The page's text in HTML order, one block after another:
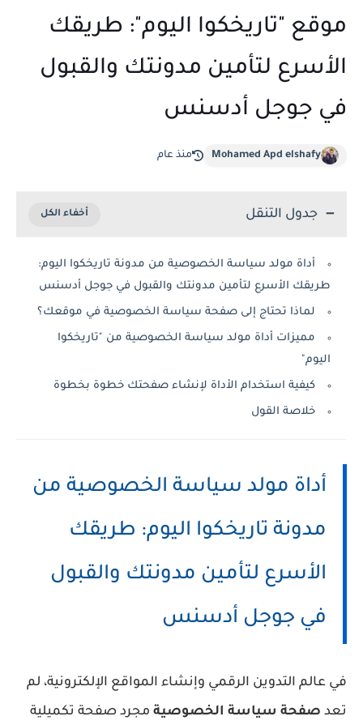
موقع "تاريخكوا اليوم": طريقك
الأسرع لتأمين مدونتك والقبول
في جوجل أدسنس
Mohamed Apd elshafy منذ عام
جدول التنقل
أداة مولد سياسة الخصوصية من مدونة تاريخكوا اليوم:
طريقك الأسرع لتأمين مدونتك والقبول في جوجل أدسنس
لماذا تحتاج إلى صفحة سياسة الخصوصية في موقعك؟
مميزات أداة مولد سياسة الخصوصية من "تاريخكوا
اليوم"
كيفية استخدام الأداة لإنشاء صفحتك خطوة بخطوة
خلاصة القول
أداة مولد سياسة الخصوصية من
مدونة تاريخكوا اليوم: طريقك
الأسرع لتأمين مدونتك والقبول
في جوجل أدسنس
في عالم التدوين الرقمي وإنشاء المواقع الإلكترونية، لم
تعد صفحة سياسة الخصوصية مجرد صفحة تكميلية